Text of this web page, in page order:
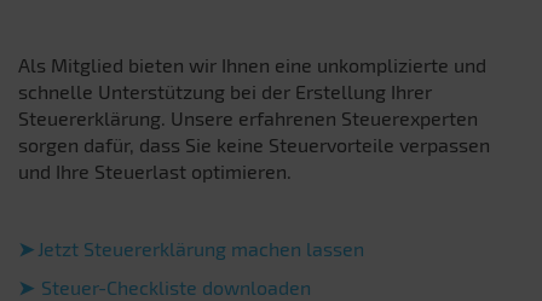
Als Mitglied bieten wir Ihnen eine unkomplizierte und
schnelle Unterstützung bei der Erstellung Ihrer
Steuererklärung. Unsere erfahrenen Steuerexperten
sorgen dafür, dass Sie keine Steuervorteile verpassen
und Ihre Steuerlast optimieren.
➤ Jetzt Steuererklärung machen lassen
➤ Steuer-Checkliste downloaden